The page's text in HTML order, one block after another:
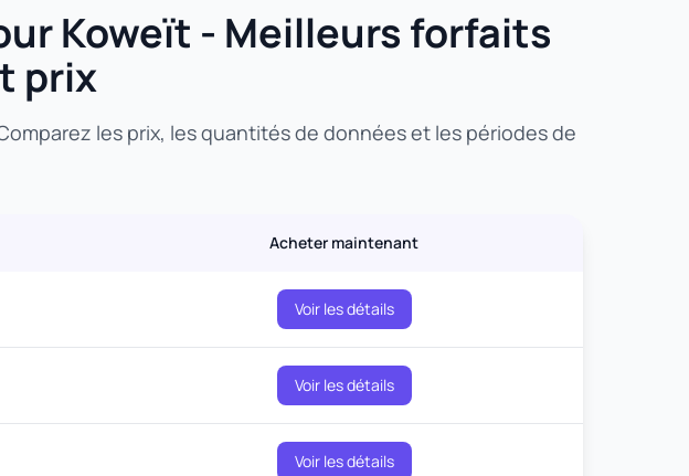
Koweït - Meilleurs forfaits
prix
les prix, les quantités de données et les périodes de
Acheter maintenant
Voir les détails
Voir les détails
Voir les détails